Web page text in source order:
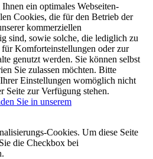
ein optimales Webseiten-
Cookies, die für den Betrieb der
kommerziellen
sind, sowie solche, die lediglich zu
Komforteinstellungen oder zur
genutzt werden. Sie können selbst
Sie zulassen möchten. Bitte
Einstellungen womöglich nicht
Seite zur Verfügung stehen.
Sie in unserem
Cookies. Um diese Seite
die Checkbox bei